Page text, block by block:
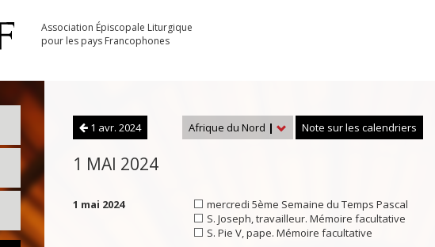
Association Épiscopale Liturgique
pour les pays Francophones
1 avr. 2024 Afrique du Nord | Note sur les calendriers
1 MAI 2024
1 mai 2024
mercredi 5ème Semaine du Temps Pascal
S. Joseph, travailleur. Mémoire facultative
S. Pie V, pape. Mémoire facultative